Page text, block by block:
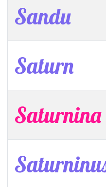
Sandu
Saturn
Saturnina